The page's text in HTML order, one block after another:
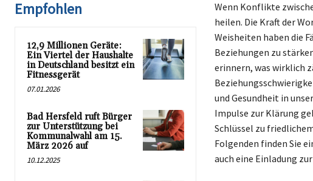
Empfohlen
12,9 Millionen Geräte:
Ein Viertel der Haushalte
in Deutschland besitzt ein
Fitnessgerät
07.01.2026
Bad Hersfeld ruft Bürger
zur Unterstützung bei
Kommunalwahl am 15.
März 2026 auf
10.12.2025
Wenn Konflikte
heilen. Die Kraft der
Weisheiten haben die
Beziehungen zu
erinnern, was wirklich
und Gesundheit in
Impulse zur Klärung
Schlüssel zu
Folgenden finden Sie
auch eine Einladung